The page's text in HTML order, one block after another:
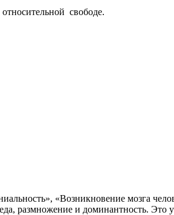
свободе.
«Возникновение мозга
размножение и доминантность.